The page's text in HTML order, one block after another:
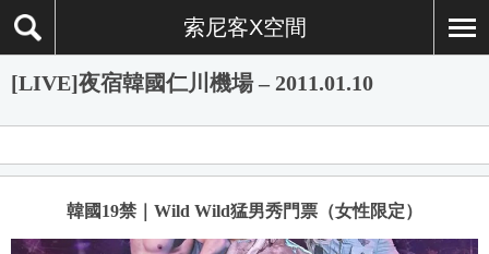
索尼客X空間
[LIVE]夜宿韓國仁川機場 – 2011.01.10
韓國19禁｜Wild Wild猛男秀門票（女性限定）